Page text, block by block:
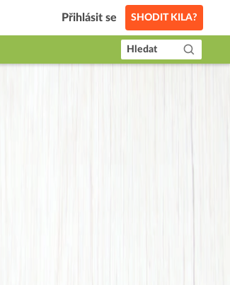
Přihlásit se SHODIT KILA?
Hledat